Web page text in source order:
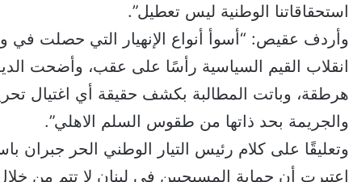
استحقاقاتنا الوطنية ليس تعطيل”.
وأردف عقيص: “أسوأ أنواع الإنهيار التي حصلت في
انقلاب القيم السياسية رأسًا على عقب، وأضحت
هرطقة، وباتت المطالبة بكشف حقيقة أي اغتيال
والجريمة بحد ذاتها من طقوس السلم الاهلي”.
وتعليقًا على كلام رئيس التيار الوطني الحر
اعتبرت أن حماية المسيحيين في لبنان لا تتم من